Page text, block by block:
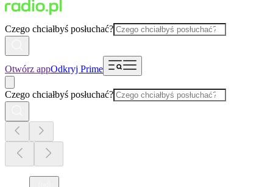
Czego chciałbyś posłuchać?
Otwórz appOdkryj Prime
Czego chciałbyś posłuchać?